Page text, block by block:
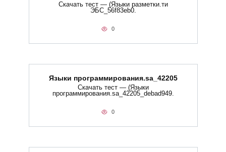
Скачать тест — (Языки разметки.ти​
ЭБС_56f83eb0.
0
Языки программирования.sa_42205
Скачать тест — (Языки
программирования.sa_42205_debad949.
0